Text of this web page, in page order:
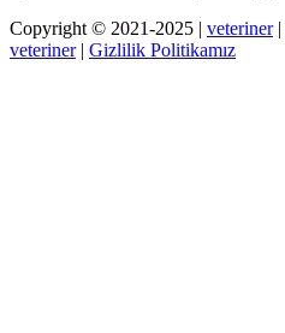
Copyright © 2021-2025 | veteriner|
veteriner| Gizlilik Politikamız